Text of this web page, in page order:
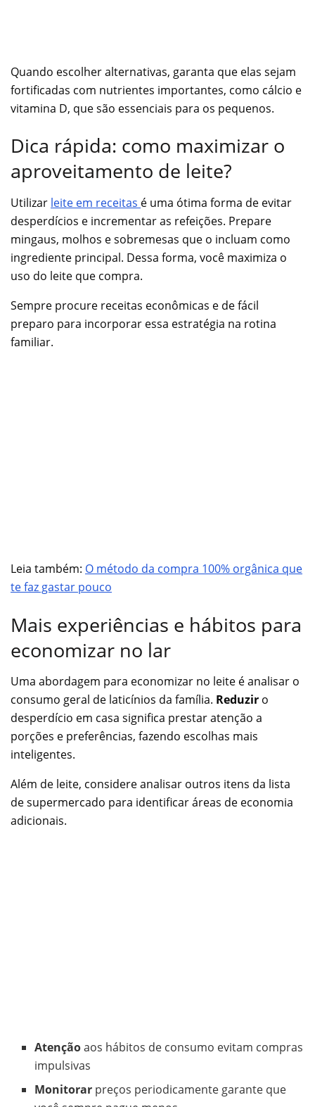
Quando escolher alternativas, garanta que elas sejam
fortificadas com nutrientes importantes, como cálcio e
vitamina D, que são essenciais para os pequenos.
Dica rápida: como maximizar o
aproveitamento de leite?
Utilizar leite em receitas é uma ótima forma de evitar
desperdícios e incrementar as refeições. Prepare
mingaus, molhos e sobremesas que o incluam como
ingrediente principal. Dessa forma, você maximiza o
uso do leite que compra.
Sempre procure receitas econômicas e de fácil
preparo para incorporar essa estratégia na rotina
familiar.
Leia também: O método da compra 100% orgânica que
te faz gastar pouco
Mais experiências e hábitos para
economizar no lar
Uma abordagem para economizar no leite é analisar o
consumo geral de laticínios da família. Reduzir o
desperdício em casa significa prestar atenção a
porções e preferências, fazendo escolhas mais
inteligentes.
Além de leite, considere analisar outros itens da lista
de supermercado para identificar áreas de economia
adicionais.
Atençãoaos hábitos de consumo evitam compras
impulsivas
Monitorar preços periodicamente garante que